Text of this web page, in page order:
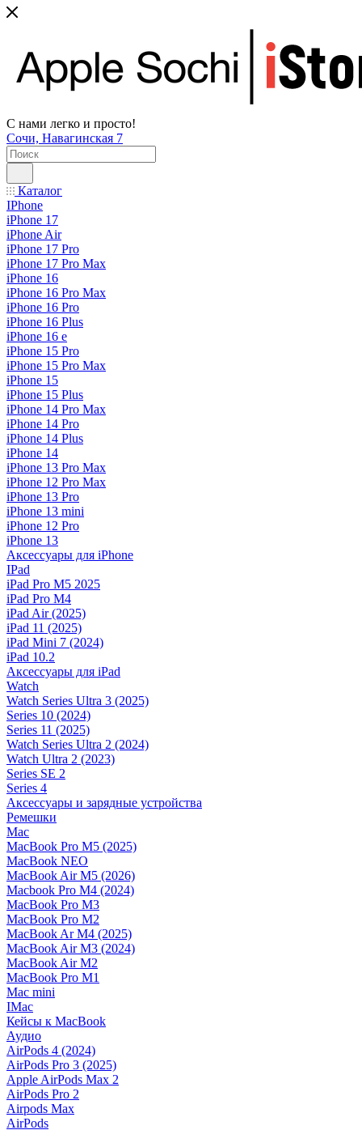
С нами легко и просто!
Сочи, Навагинская 7
Каталог
IPhone
iPhone 17
iPhone Air
iPhone 17 Pro
iPhone 17 Pro Max
iPhone 16
iPhone 16 Pro Max
iPhone 16 Pro
iPhone 16 Plus
iPhone 16 e
iPhone 15 Pro
iPhone 15 Pro Max
iPhone 15
iPhone 15 Plus
iPhone 14 Pro Max
iPhone 14 Pro
iPhone 14 Plus
iPhone 14
iPhone 13 Pro Max
iPhone 12 Pro Max
iPhone 13 Pro
iPhone 13 mini
iPhone 12 Pro
iPhone 13
Аксессуары для iPhone
IPad
iPad Pro M5 2025
iPad Pro M4
iPad Air (2025)
iPad 11 (2025)
iPad Mini 7 (2024)
iPad 10.2
Аксессуары для iPad
Watch
Watch Series Ultra 3 (2025)
Series 10 (2024)
Series 11 (2025)
Watch Series Ultra 2 (2024)
Watch Ultra 2 (2023)
Series SE 2
Series 4
Аксессуары и зарядные устройства
Ремешки
Mac
MacBook Pro M5 (2025)
MacBook NEO
MacBook Air M5 (2026)
Macbook Pro M4 (2024)
MacBook Pro M3
MacBook Pro M2
MacBook Ar M4 (2025)
MacBook Air M3 (2024)
MacBook Air M2
MacBook Pro M1
Mac mini
IMac
Кейсы к MacBook
Аудио
AirPods 4 (2024)
AirPods Pro 3 (2025)
Apple AirPods Max 2
AirPods Pro 2
Airpods Max
AirPods